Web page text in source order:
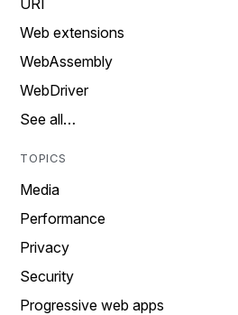
Web extensions
WebAssembly
WebDriver
See all…
TOPICS
Media
Performance
Privacy
Security
Progressive web apps